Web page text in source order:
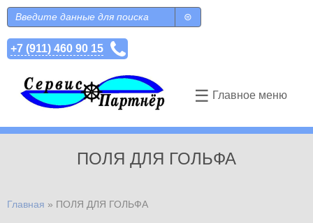
Перейти к основному содержанию
Форма поиска
Поиск
+7 (911) 460 90 15
☰ Главное меню
ПОЛЯ ДЛЯ ГОЛЬФА
Главная » ПОЛЯ ДЛЯ ГОЛЬФА